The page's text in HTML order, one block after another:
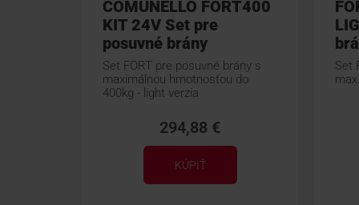
COMUNELLO FORT400
KIT 24V Set pre
posuvné brány
Set FORT pre posuvné brány s
maximálnou hmotnosťou do
400kg - light verzia
294,88 €
KÚPIŤ
Set